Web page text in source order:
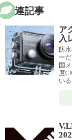
関連記事
ア
入
防
ー
国
度
いる